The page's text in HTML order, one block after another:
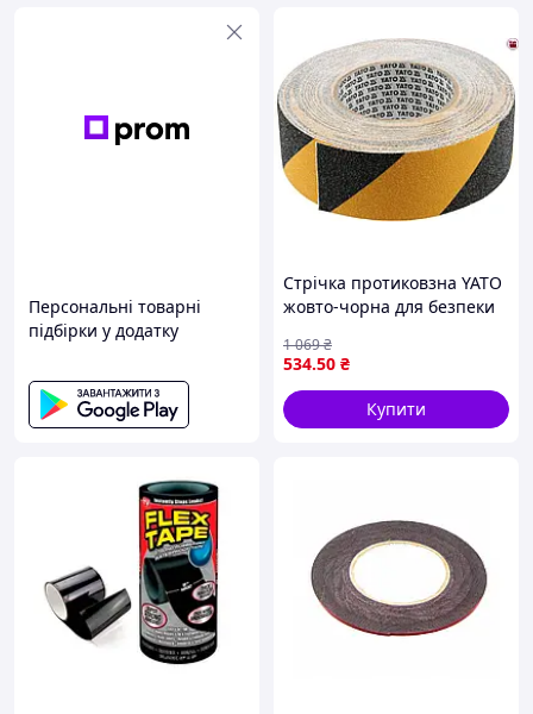
Персональні товарні
підбірки у додатку
Стрічка протиковзна YATO
жовто-чорна для безпеки
ПВХ 18 м 50 мм
534.50 ₴
1 069₴
Купити